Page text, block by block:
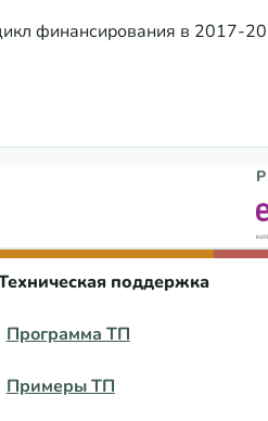
финансирования в 2017-
поддержка
Программа ТП
Примеры ТП